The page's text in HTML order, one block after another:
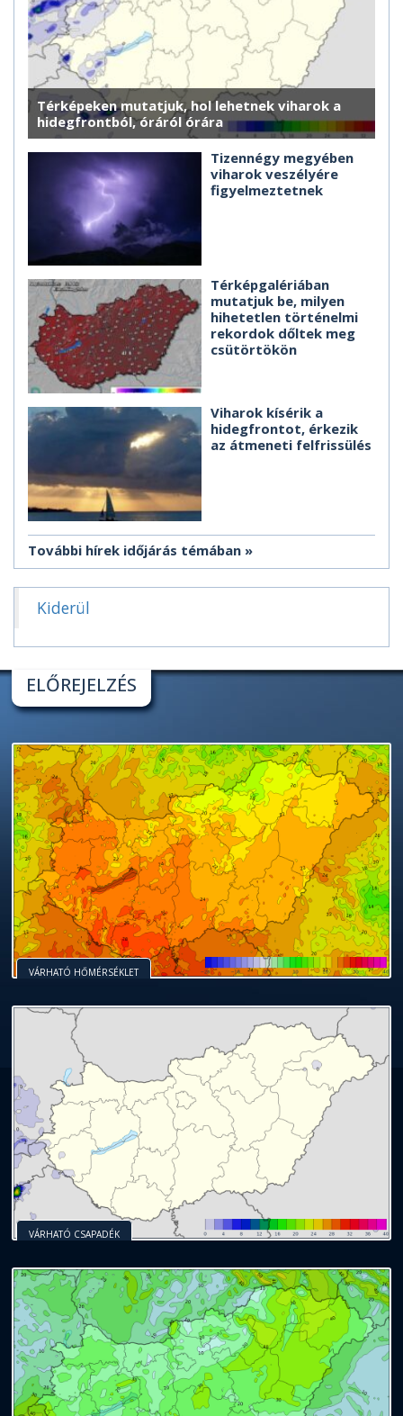
Térképeken mutatjuk, hol lehetnek viharok a
hidegfrontból, óráról órára
Tizennégy megyében
viharok veszélyére
figyelmeztetnek
Térképgalériában
mutatjuk be, milyen
hihetetlen történelmi
rekordok dőltek meg
csütörtökön
Viharok kísérik a
hidegfrontot, érkezik
az átmeneti felfrissülés
További hírek időjárás témában
Kiderül
ELŐREJELZÉS
VÁRHATÓ HŐMÉRSÉKLET
VÁRHATÓ CSAPADÉK